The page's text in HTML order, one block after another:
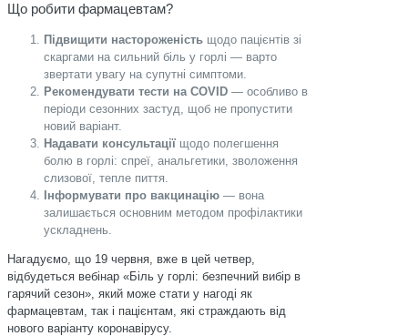
Що робити фармацевтам?
Підвищити настороженість щодо пацієнтів зі
скаргами на сильний біль у горлі — варто
звертати увагу на супутні симптоми.
Рекомендувати тести на COVID — особливо в
періоди сезонних застуд, щоб не пропустити
новий варіант.
Надавати консультації щодо полегшення
болю в горлі: спреї, анальгетики, зволоження
слизової, тепле пиття.
Інформувати про вакцинацію — вона
залишається основним методом профілактики
ускладнень.
Нагадуємо, що 19 червня, вже в цей четвер,
відбудеться вебінар «Біль у горлі: безпечний вибір в
гарячий сезон», який може стати у нагоді як
фармацевтам, так і пацієнтам, які страждають від
нового варіанту коронавірусу.